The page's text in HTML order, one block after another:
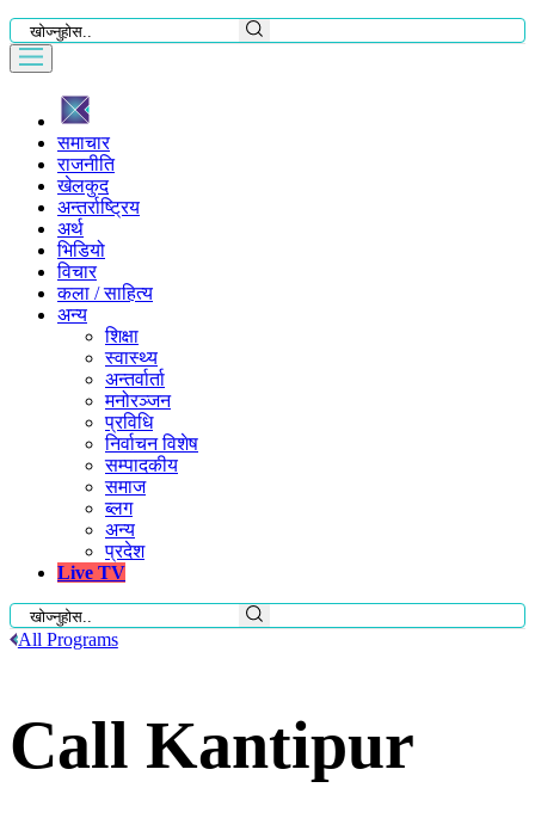
समाचार
राजनीति
खेलकुद
अन्तर्राष्ट्रिय
अर्थ
भिडियो
विचार
कला / साहित्य
अन्य
शिक्षा
स्वास्थ्य
अन्तर्वार्ता
मनोरञ्जन
प्रविधि
निर्वाचन विशेष
सम्पादकीय
समाज
ब्लग
अन्य
प्रदेश
Live TV
All Programs
Call Kantipur